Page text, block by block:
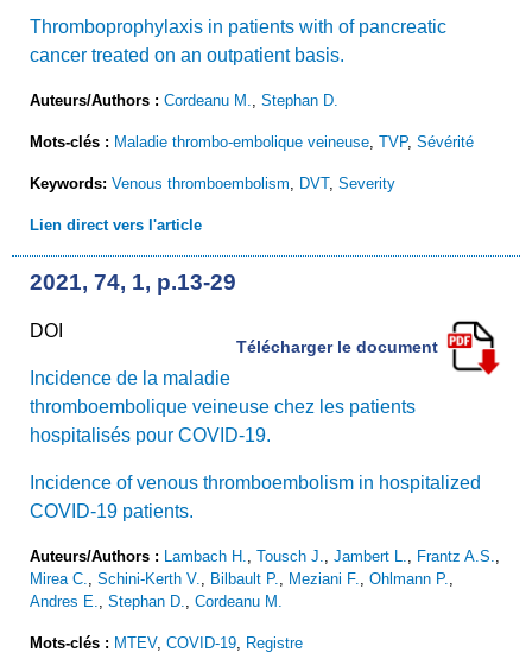
Thromboprophylaxis in patients with of pancreatic
cancer treated on an outpatient basis.
Auteurs/Authors : Cordeanu M. Stephan D.
Mots-clés : Maladie thrombo-embolique veineuse TVP, Sévérité
Keywords: Venous thromboembolism DVT, Severity
Lien direct vers l'article
2021, 74, 1, p.13-29
DOI
Télécharger le document
Incidence de la maladie
thromboembolique veineuse chez les patients
hospitalisés pour COVID-19.
Incidence of venous thromboembolism in hospitalized
COVID-19 patients.
Auteurs/Authors : Lambach H. Tousch J. Jambert L. Frantz A.S.
Mirea C.
Schini-Kerth V. Bilbault P. Meziani F. Ohlmann P.
Andres E.
Stephan D. Cordeanu M.
Mots-clés : MTEV, COVID-19 Registre